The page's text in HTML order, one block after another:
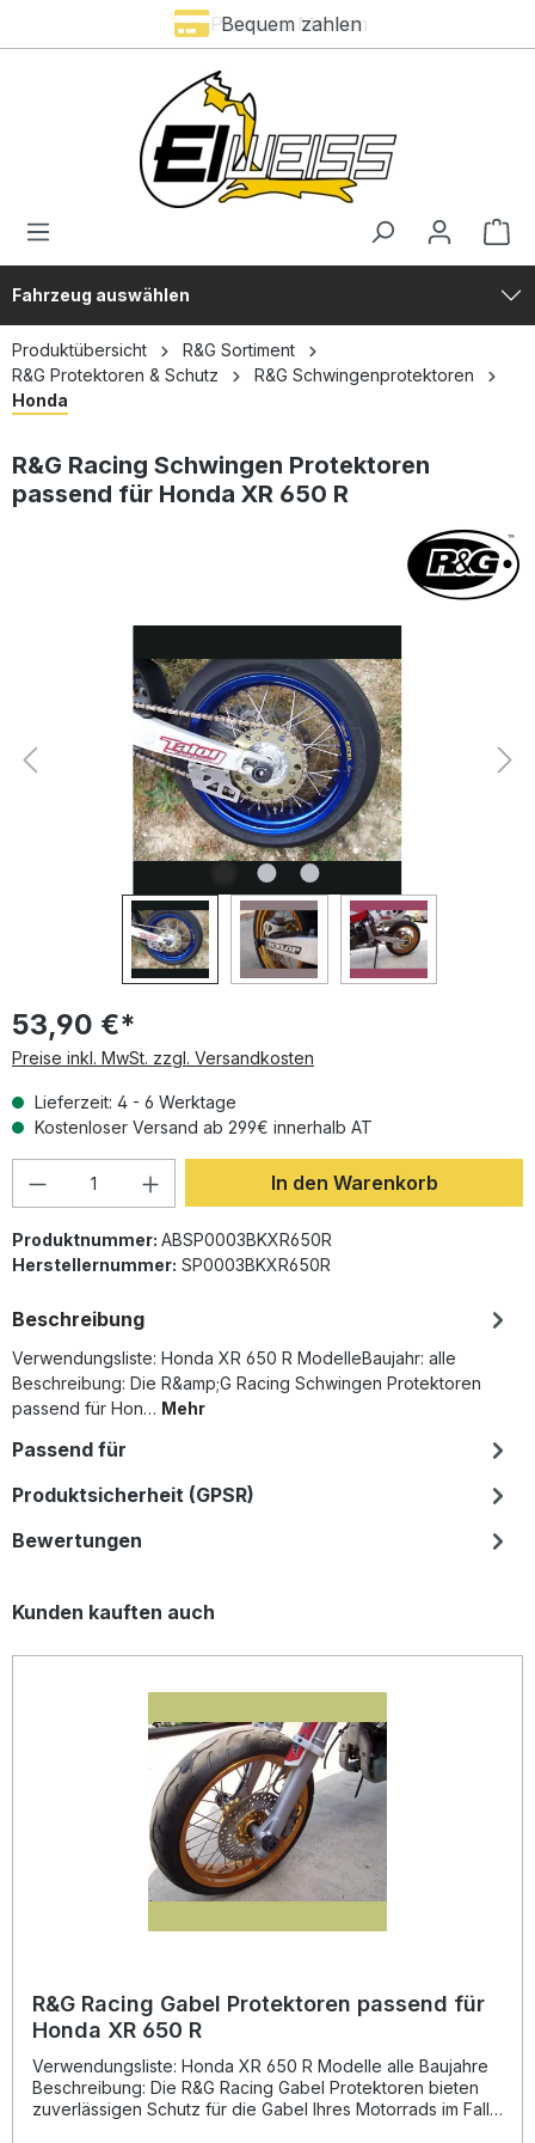
Premium Marken
Bequem zahlen
Fahrzeug auswählen
Produktübersicht
R&G Sortiment
R&G Protektoren & Schutz
R&G Schwingenprotektoren
Honda
R&G Racing Schwingen Protektoren
passend für Honda XR 650 R
53,90 €*
Preise inkl. MwSt. zzgl. Versandkosten
Lieferzeit: 4 - 6 Werktage
Kostenloser Versand ab 299€ innerhalb AT
Produkt Anzahl: Gib den gewünschten
In den Warenkorb
Produktnummer: ABSP0003BKXR650R
Herstellernummer: SP0003BKXR650R
Beschreibung
Verwendungsliste: Honda XR 650 R ModelleBaujahr: alle
Beschreibung: Die R&amp;G Racing Schwingen Protektoren
passend für Hon… Mehr
Passend für
Produktsicherheit (GPSR)
Bewertungen
Produktgalerie überspringen
Kunden kauften auch
R&G Racing Gabel Protektoren passend für
Honda XR 650 R
Verwendungsliste: Honda XR 650 R Modelle alle Baujahre
Beschreibung: Die R&G Racing Gabel Protektoren bieten
zuverlässigen Schutz für die Gabel Ihres Motorrads im Falle